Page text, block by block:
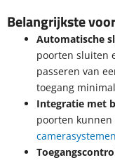
Belangrijkste
Automatische
poorten sluiten
passeren van
toegang
Integratie met
poorten
camerasystemen